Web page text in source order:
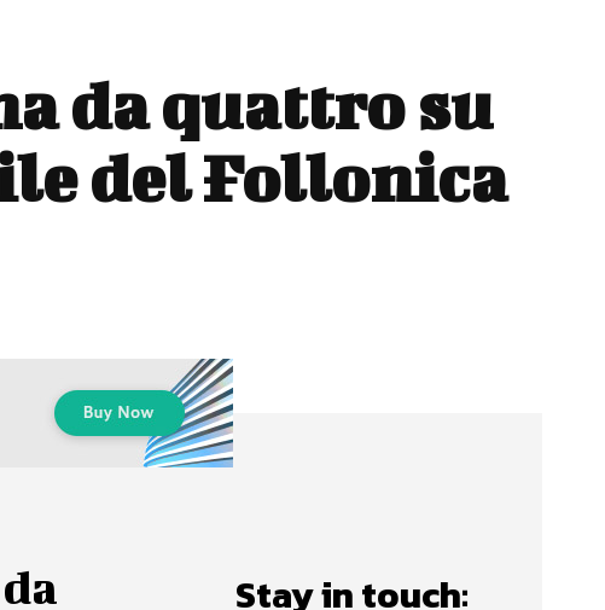
da quattro su
del Follonica
Stay in touch: